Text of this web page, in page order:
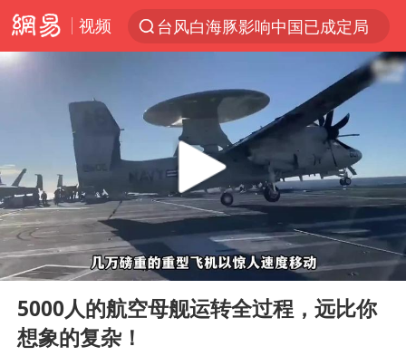
视频
台风白海豚影响中国已成定局
以“新”破局 首发经济点亮城市消费活力
宇树科技发行价格150.80元/股
我国编制完成新版全月地质图
郑国霖回应去景区上班被保安拦下
中央气象台发布台风黄色预警
80后女柜员逆袭成4200亿银行副行长
感觉全东北都在等7号
Play
00:00 06:16
5000人的航空母舰运转全过程，远比你
想象的复杂！